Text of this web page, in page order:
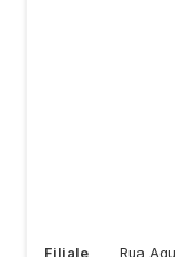
Filiale
Rua